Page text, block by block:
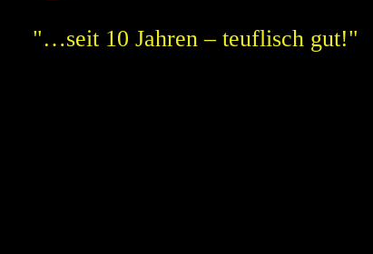
"…seit 10 Jahren – teuflisch gut!"